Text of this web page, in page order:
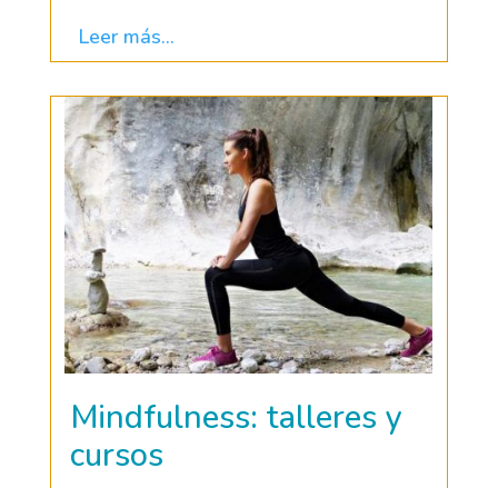
Leer más...
Mindfulness: talleres y
cursos